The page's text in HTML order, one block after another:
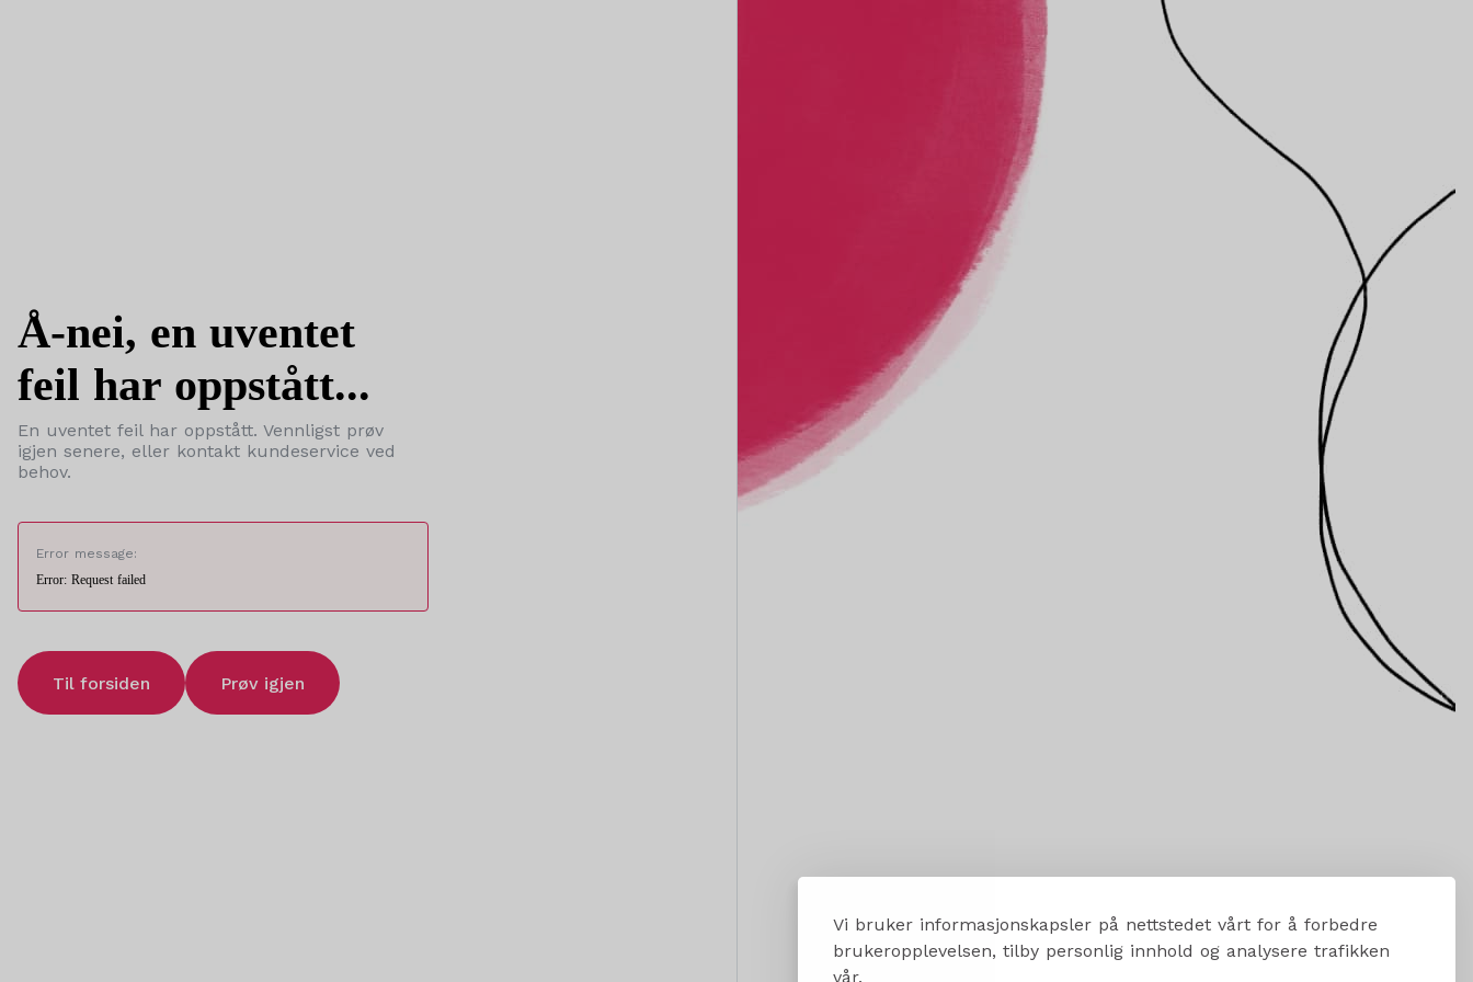
Vi bruker informasjonskapsler på nettstedet vårt for å forbedre
brukeropplevelsen, tilby personlig innhold og analysere trafikken
vår.
Å-nei, en uventet
feil har oppstått...
En uventet feil har oppstått. Vennligst prøv
igjen senere, eller kontakt kundeservice ved
behov.
Error message:
Error: Request failed
Til forsiden Prøv igjen